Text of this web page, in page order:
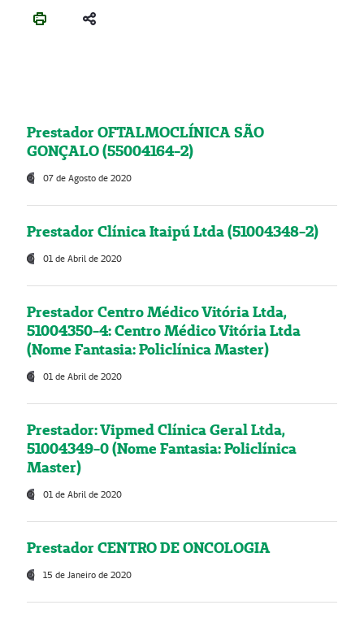
Prestador OFTALMOCLÍNICA SÃO
GONÇALO (55004164-2)
07 de Agosto de 2020
Prestador Clínica Itaipú Ltda (51004348-2)
01 de Abril de 2020
Prestador Centro Médico Vitória Ltda,
51004350-4: Centro Médico Vitória Ltda
(Nome Fantasia: Policlínica Master)
01 de Abril de 2020
Prestador: Vipmed Clínica Geral Ltda,
51004349-0 (Nome Fantasia: Policlínica
Master)
01 de Abril de 2020
Prestador CENTRO DE ONCOLOGIA
15 de Janeiro de 2020